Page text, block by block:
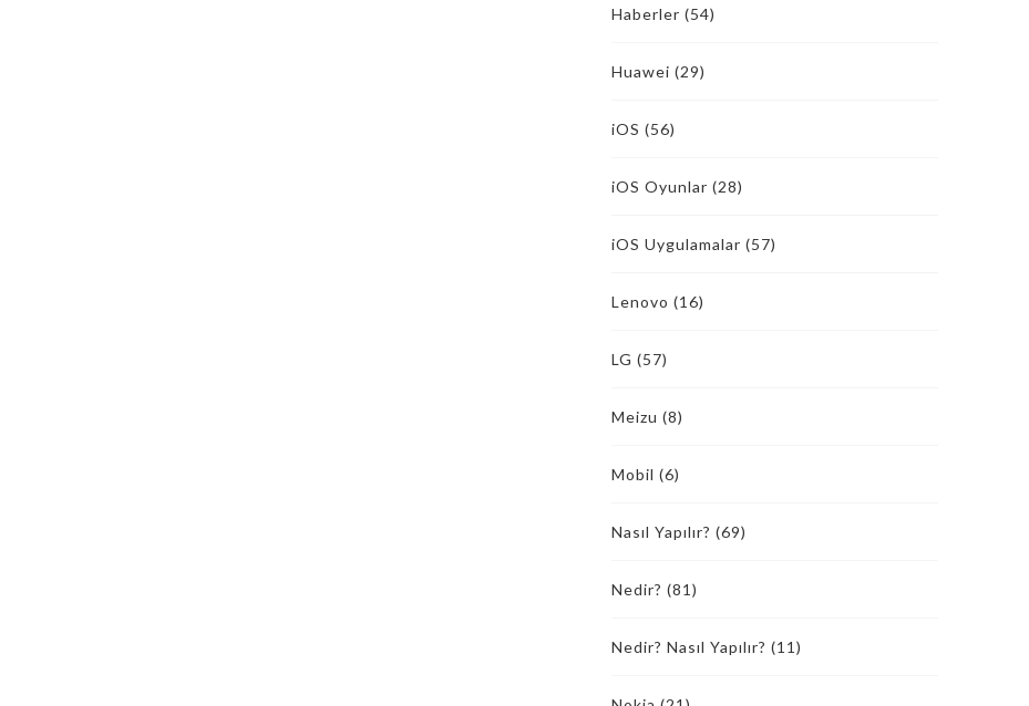
Haberler (54)
Huawei (29)
iOS (56)
iOS Oyunlar (28)
iOS Uygulamalar (57)
Lenovo (16)
LG (57)
Meizu (8)
Mobil (6)
Nasıl Yapılır? (69)
Nedir? (81)
Nedir? Nasıl Yapılır? (11)